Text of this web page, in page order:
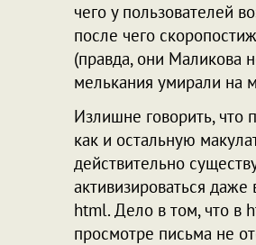
чего у пользователей
после чего
(правда, они Маликова
мелькания умирали на
Излишне говорить, что
как и остальную
действительно
активизироваться
html. Дело в том, что в
просмотре письма не